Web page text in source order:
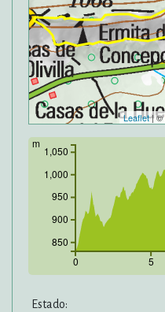
Leaflet| ©
0 5
850
900
950
1,000
1,050
m
Estado: